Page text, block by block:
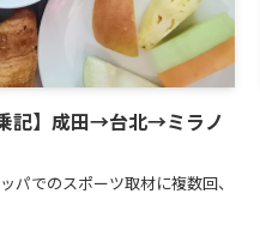
記】成田→台北→ミラノ
パでのスポーツ取材に複数回、